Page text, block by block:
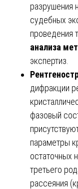
разрушения
судебных
проведения
анализа
экспертиз.
дифракции
фазовый
параметры
остаточных
третьего
рассеяния